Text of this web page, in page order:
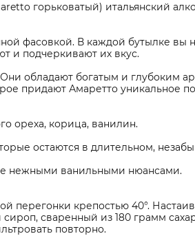
горьковатый) итальянский
фасовкой. В каждой бутылке вы
и подчеркивают их вкус.
обладают богатым и глубоким
придают Амаретто уникальное
ореха, корица, ванилин.
остаются в длительном,
нежными ванильными нюансами.
перегонки крепостью 40°.
сваренный из 180 грамм
повторно.